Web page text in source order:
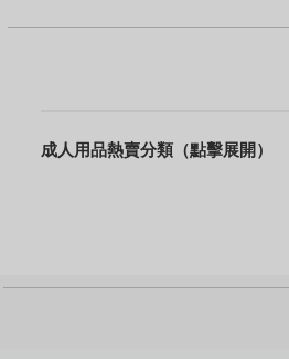
成人用品熱賣分類（點擊展開）
名器